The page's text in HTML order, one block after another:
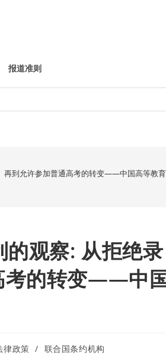
报道准则
再到允许参加普通高考的转变——中国高等教
的观察: 从拒绝录
考的转变——中
律政策 / 联合国条约机构